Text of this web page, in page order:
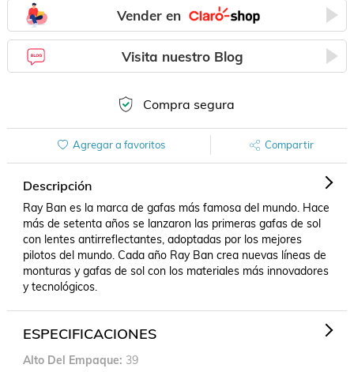
Vender en
Visita nuestro Blog
Compra segura
Agregar a favoritos Compartir
Descripción
Ray Ban es la marca de gafas más famosa del mundo. Hace
más de setenta años se lanzaron las primeras gafas de sol
con lentes antirreflectantes, adoptadas por los mejores
pilotos del mundo. Cada año Ray Ban crea nuevas líneas de
monturas y gafas de sol con los materiales más innovadores
y tecnológicos.
ESPECIFICACIONES
Alto Del Empaque 39